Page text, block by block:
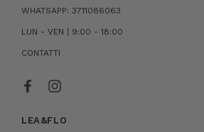
WHATSAPP: 3711086063
LUN - VEN | 9:00 - 18:00
CONTATTI
LEA&FLO